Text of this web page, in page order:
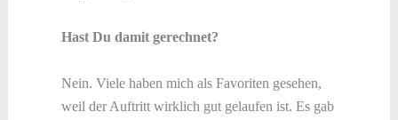
Hast Du damit gerechnet?
Nein. Viele haben mich als Favoriten gesehen,
weil der Auftritt wirklich gut gelaufen ist. Es gab